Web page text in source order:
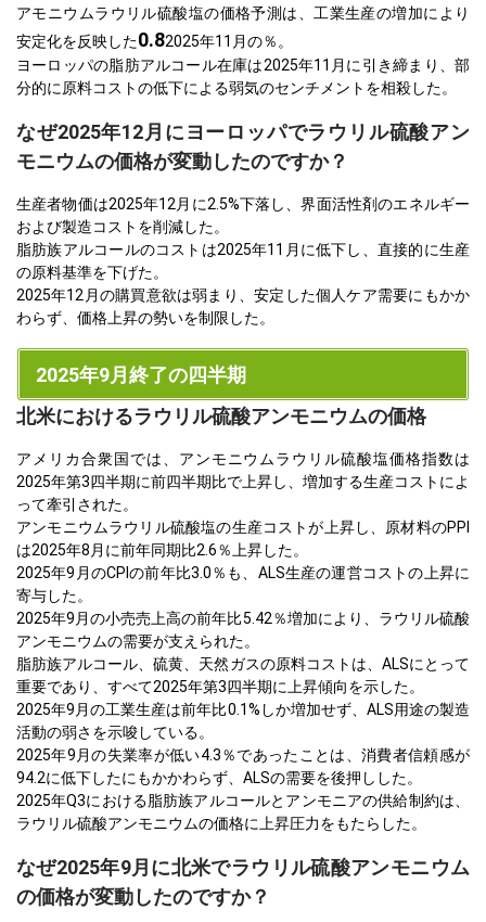
アモニウムラウリル硫酸塩の価格予測は、工業生産の増加により
安定化を反映した0.82025年11月の％。
ヨーロッパの脂肪アルコール在庫は2025年11月に引き締まり、部
分的に原料コストの低下による弱気のセンチメントを相殺した。
なぜ2025年12月にヨーロッパでラウリル硫酸アン
モニウムの価格が変動したのですか？
生産者物価は2025年12月に2.5%下落し、界面活性剤のエネルギー
および製造コストを削減した。
脂肪族アルコールのコストは2025年11月に低下し、直接的に生産
の原料基準を下げた。
2025年12月の購買意欲は弱まり、安定した個人ケア需要にもかか
わらず、価格上昇の勢いを制限した。
2025年9月終了の四半期
北米におけるラウリル硫酸アンモニウムの価格
アメリカ合衆国では、アンモニウムラウリル硫酸塩価格指数は
2025年第3四半期に前四半期比で上昇し、増加する生産コストによ
って牽引された。
アンモニウムラウリル硫酸塩の生産コストが上昇し、原材料のPPI
は2025年8月に前年同期比2.6％上昇した。
2025年9月のCPIの前年比3.0％も、ALS生産の運営コストの上昇に
寄与した。
2025年9月の小売売上高の前年比5.42％増加により、ラウリル硫酸
アンモニウムの需要が支えられた。
脂肪族アルコール、硫黄、天然ガスの原料コストは、ALSにとって
重要であり、すべて2025年第3四半期に上昇傾向を示した。
2025年9月の工業生産は前年比0.1%しか増加せず、ALS用途の製造
活動の弱さを示唆している。
2025年9月の失業率が低い4.3％であったことは、消費者信頼感が
94.2に低下したにもかかわらず、ALSの需要を後押しした。
2025年Q3における脂肪族アルコールとアンモニアの供給制約は、
ラウリル硫酸アンモニウムの価格に上昇圧力をもたらした。
なぜ2025年9月に北米でラウリル硫酸アンモニウム
の価格が変動したのですか？